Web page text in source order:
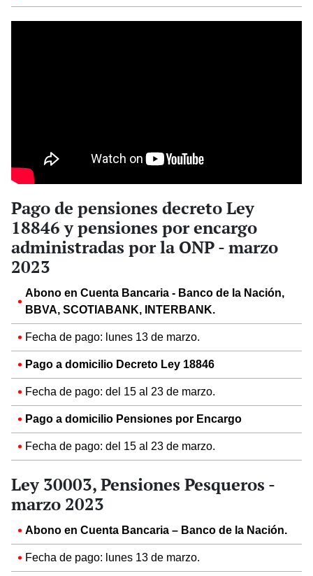
Pago de pensiones decreto Ley
18846 y pensiones por encargo
administradas por la ONP - marzo
2023
Abono en Cuenta Bancaria - Banco de la Nación,
BBVA, SCOTIABANK, INTERBANK.
Fecha de pago: lunes 13 de marzo.
Pago a domicilio Decreto Ley 18846
Fecha de pago: del 15 al 23 de marzo.
Pago a domicilio Pensiones por Encargo
Fecha de pago: del 15 al 23 de marzo.
Ley 30003, Pensiones Pesqueros -
marzo 2023
Abono en Cuenta Bancaria – Banco de la Nación.
Fecha de pago: lunes 13 de marzo.